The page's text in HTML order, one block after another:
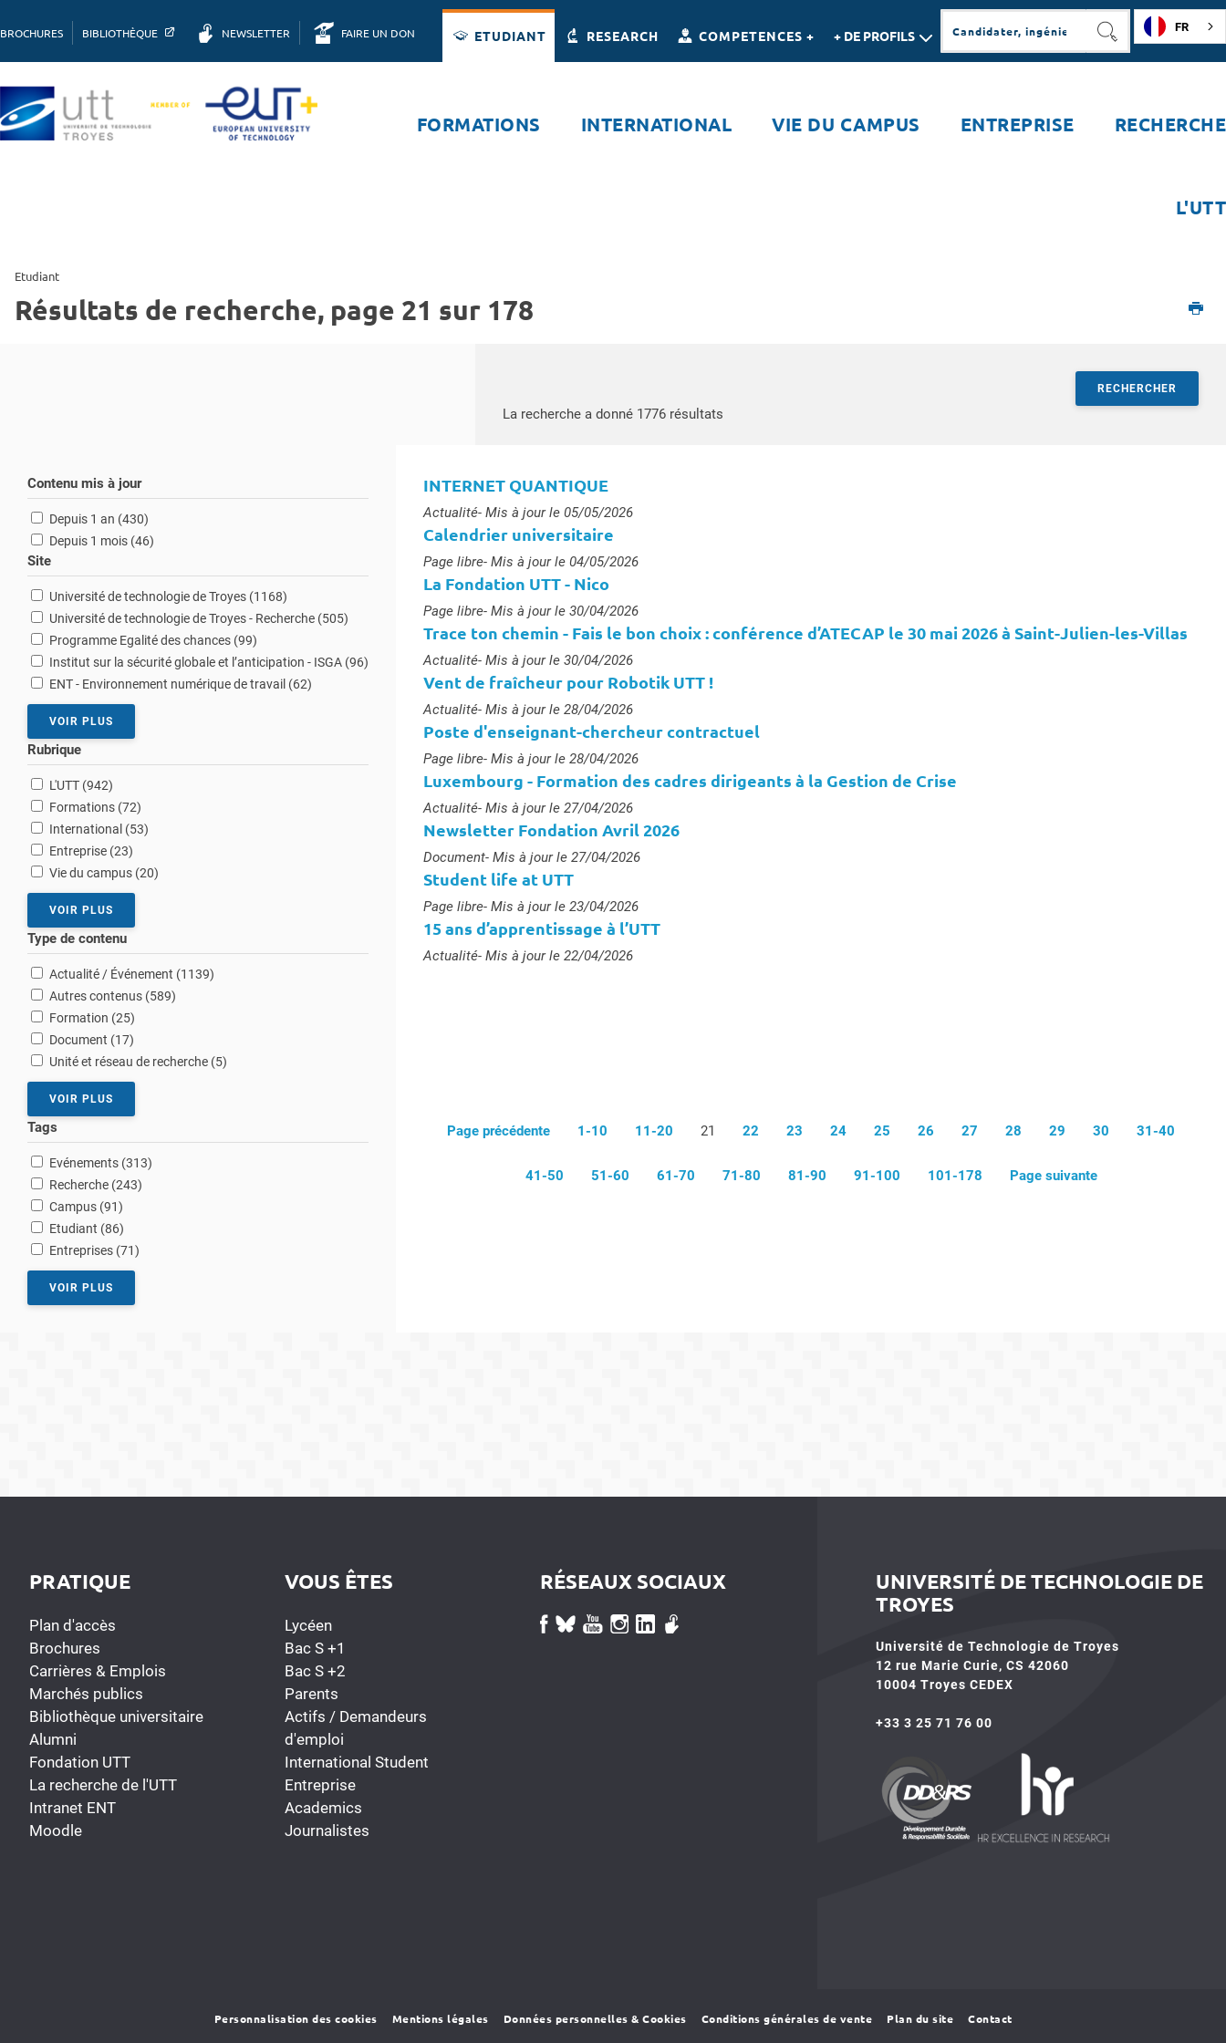
BROCHURES BIBLIOTHÈQUE NEWSLETTER FAIRE UN DON ETUDIANT RESEARCH COMPETENCES + + DE PROFILS
RECHERCHER
FR
FORMATIONS INTERNATIONAL VIE DU CAMPUS ENTREPRISE RECHERCHE
L'UTT
Etudiant
Résultats de recherche, page 21 sur 178
RECHERCHER
La recherche a donné 1776 résultats
Contenu mis à jour
Depuis 1 an (430résultats
)
Depuis 1 mois (46résultats
)
Site
Université de technologie de Troyes (1168résultats
)
Université de technologie de Troyes - Recherche (505résultats
)
Programme Egalité des chances (99résultats
)
Institut sur la sécurité globale et l’anticipation - ISGA (96résultats
)
ENT - Environnement numérique de travail (62résultats
)
VOIR PLUS
Rubrique
L'UTT (942résultats
)
Formations (72résultats
)
International (53résultats
)
Entreprise (23résultats
)
Vie du campus (20résultats
)
VOIR PLUS
Type de contenu
Actualité / Événement (1139résultats
)
Autres contenus (589résultats
)
Formation (25résultats
)
Document (17résultats
)
Unité et réseau de recherche (5résultats
)
VOIR PLUS
Tags
Evénements (313résultats
)
Recherche (243résultats
)
Campus (91résultats
)
Etudiant (86résultats
)
Entreprises (71résultats
)
VOIR PLUS
INTERNET QUANTIQUE
Type :
Actualité- Mis à jour le 05/05/2026
Calendrier universitaire
Type :
Page libre- Mis à jour le 04/05/2026
La Fondation UTT - Nico
Type :
Page libre- Mis à jour le 30/04/2026
Trace ton chemin - Fais le bon choix : conférence d’ATECAP le 30 mai 2026 à Saint-Julien-les-Villas
Type :
Actualité- Mis à jour le 30/04/2026
Vent de fraîcheur pour Robotik UTT !
Type :
Actualité- Mis à jour le 28/04/2026
Poste d'enseignant-chercheur contractuel
Type :
Page libre- Mis à jour le 28/04/2026
Luxembourg - Formation des cadres dirigeants à la Gestion de Crise
Type :
Actualité- Mis à jour le 27/04/2026
Newsletter Fondation Avril 2026
Type :
Document- Mis à jour le 27/04/2026
Student life at UTT
Type :
Page libre- Mis à jour le 23/04/2026
15 ans d’apprentissage à l’UTT
Type :
Actualité- Mis à jour le 22/04/2026
Page précédente 1-10 11-20 21 22 23 24 25 26 27 28 29 30 31-40
41-50 51-60 61-70 71-80 81-90 91-100 101-178 Page suivante
PRATIQUE
Plan d'accès
Brochures
Carrières & Emplois
Marchés publics
Bibliothèque universitaire
Alumni
Fondation UTT
La recherche de l'UTT
Intranet ENT
Moodle
VOUS ÊTES
Lycéen
Bac S +1
Bac S +2
Parents
Actifs / Demandeurs
d'emploi
International Student
Entreprise
Academics
Journalistes
RÉSEAUX SOCIAUX
UNIVERSITÉ DE TECHNOLOGIE DE
TROYES
Université de Technologie de Troyes
12 rue Marie Curie, CS 42060
10004 Troyes CEDEX
+33 3 25 71 76 00
Personnalisation des cookies Mentions légales Données personnelles & Cookies Conditions générales de vente Plan du site Contact